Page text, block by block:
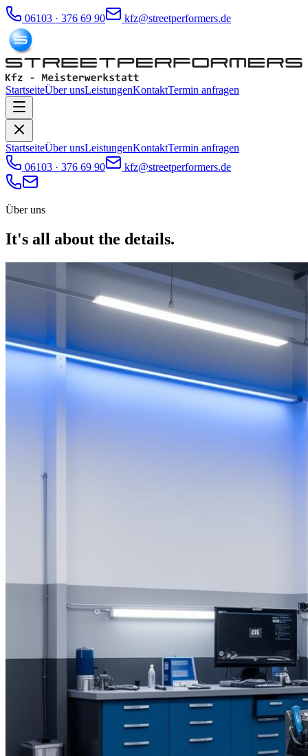
06103 · 376 69 90 kfz@streetperformers.de
StartseiteÜber unsLeistungenKontaktTermin anfragen
StartseiteÜber unsLeistungenKontaktTermin anfragen
06103 · 376 69 90
kfz@streetperformers.de
Über uns
It's all about the details.